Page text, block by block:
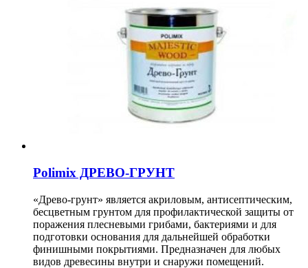
Polimix ДРЕВО-ГРУНТ
«Древо-грунт» является акриловым, антисептическим,
бесцветным грунтом для профилактической защиты от
поражения плесневыми грибами, бактериями и для
подготовки основания для дальнейшей обработки
финишными покрытиями. Предназначен для любых
видов древесины внутри и снаружи помещений.